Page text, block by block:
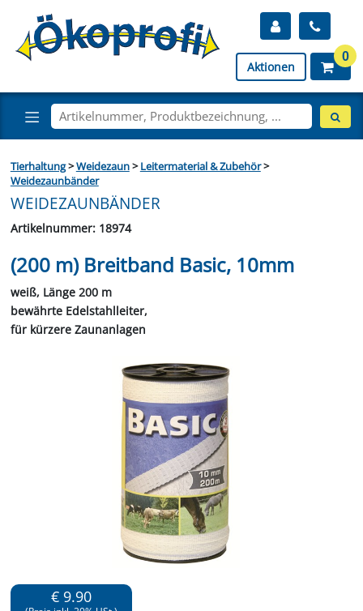
Aktionen
0
Tierhaltung>Weidezaun>Leitermaterial & Zubehör>
Weidezaunbänder
WEIDEZAUNBÄNDER
Artikelnummer: 18974
(200 m) Breitband Basic, 10mm
weiß, Länge 200 m
bewährte Edelstahlleiter,
für kürzere Zaunanlagen
€ 9.90